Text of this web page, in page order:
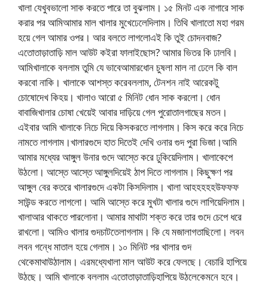
খালা যেখুবভালো সাক করতে পারে তা বুঝলাম। ১৫ মিনট এক নাগারে সাক
করার পর আমিআমার মাল খালার মুখেঢেলেদিলাম। তিথি খালাতো মহা গরম
হয়ে গেল আমার ওপর। আর বলতে লাগলোএই কি তুই চোদনবাজ?
এতোতাড়াতাড়ি মাল আউট কইরা ফালাইছোস? আমার ভিতর কি ঢালবি।
আমিখালাকে বললাম তুমি যে ভাবেআমারধোন চুষলা মাল না ঢেলে কি বাল
করবো নাকি। খালাকে আশস্ত করেবললাম, টেনশন নাই আরেকটু
চোষোদেখ কিহয়। খালাও আরো ৫ মিনিট ধোন সাক করলো। ধোন
বাবাজিখালার চোষা খেয়েই আবার দাড়িয়ে গেল পুরোতালগাছের মতন।
এইবার আমি খালাকে নিচে দিয়ে কিসকরতে লাগলাম। কিস করে করে নিচে
নামতে লাগলাম।খালারগুদে হাত দিতেই দেখি ওনার গুদ পুরা ভিজা।আমি
আমার মধ্যের আঙ্গুল উনার গুদে আস্তে করে ঢুকিয়েদিলাম। খালাকেপে
উঠলো। আস্তে আস্তে আঙ্গুলদিয়েই ঠাপ দিতে লাগলাম। কিছুক্ষণ পর
আঙ্গুল বের কতরে খালারগুদে একটা কিসদিলাম। খালা আহহহহহউফফফ
সাউন্ড করতে লাগলো। আমি আস্তে করে মুখটা খালার গুদে লাগিয়েদিলাম।
খালাআর থাকতে পারলোনা। আমার মাথাটা শক্ত করে তার গুদে চেপে ধরে
রাখলো। আমিও খালার গুদচাটতেলাগলাম। কি যে মজালাগতাছিলো। লবন
লবন গন্ধে মাতাল হয়ে গেলাম। ১০ মিনিট পর খালার গুদ
থেকেমাথাউঠালাম। এরমধ্যেখালা মাল আউট করে ফেলছে। বেচারি হাপিয়ে
উঠছে। আমি খালাকে বললাম এতোতাড়াতাড়িহাপিয়ে উঠলেকেমনে হবে।